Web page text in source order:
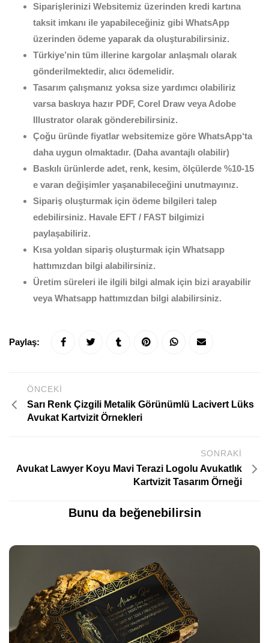
Siparişlerinizi Websitemiz üzerinden kredi kartına
taksit imkanı ile yapabileceğiniz gibi WhatsApp
üzerinden ödeme yaparak da oluşturabilirsiniz.
Türkiye’nin tüm illerine kargolar anlaşmalı olarak
gönderilmektedir, alıcı ödemelidir.
Tasarım çalışmanız yoksa size yardımcı olabiliriz
varsa baskıya hazır PDF, Corel Draw veya Adobe
Illustrator olarak gönderebilirsiniz.
Çoğu üründe fiyatlar websitemize göre WhatsApp‘ta
daha uygun olmaktadır. (Daha avantajlı olabilir)
Baskılı ürünlerde adet, renk, kesim, ölçülerde %10-15
e varan değişimler yaşanabileceğini unutmayınız.
Sipariş oluşturmak için ödeme bilgileri talep
edebilirsiniz. Havale EFT / FAST bilgimizi
paylaşabiliriz.
Kısa yoldan sipariş oluşturmak için Whatsapp
hattımızdan bilgi alabilirsiniz.
Üretim süreleri ile ilgili bilgi almak için bizi arayabilir
veya Whatsapp hattımızdan bilgi alabilirsiniz.
Paylaş:
ÖNCEKI
Sarı Renk Çizgili Metalik Görünümlü Lacivert Lüks
Avukat Kartvizit Örnekleri
SONRAKI
Avukat Lawyer Koyu Mavi Terazi Logolu Avukatlık
Kartvizit Tasarım Örneği
Bunu da beğenebilirsin